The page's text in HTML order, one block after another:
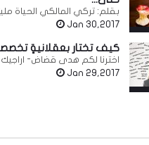
بقلم: تركي المالكي الحياة
Jan 30,2017
كيف تختار بعقلانيةٍ
اخترنا لكم هدى قضاض- اراجيك
Jan 29,2017